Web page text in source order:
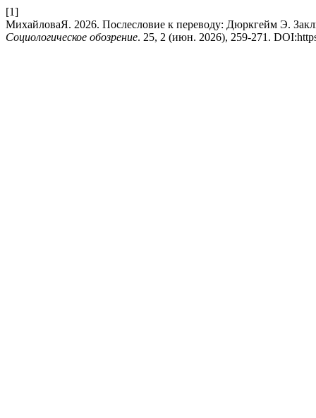
[1]
МихайловаЯ. 2026. Послесловие к переводу: Дюркгейм Э.
Социологическое обозрение. 25, 2 (июн. 2026), 259-271.